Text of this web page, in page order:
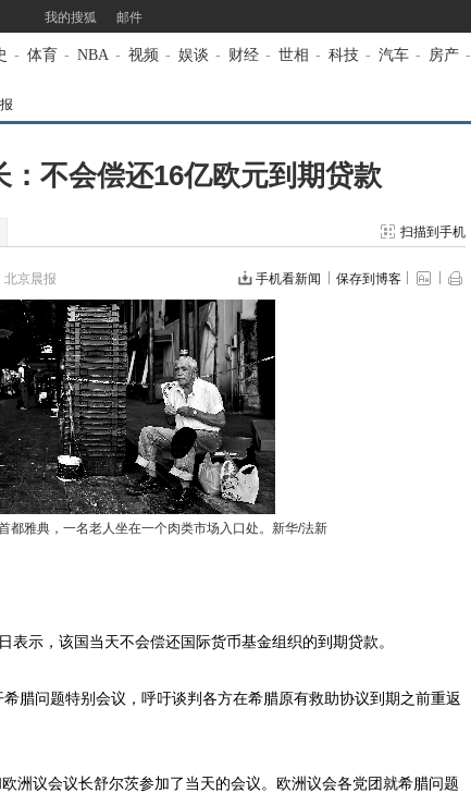
我的搜狐 邮件
- 体育 - NBA - 视频 - 娱谈 - 财经 - 世相 - 科技 - 汽车 - 房产 -
：不会偿还16亿欧元到期贷款
扫描到手机
北京晨报 手机看新闻 保存到博客
都雅典，一名老人坐在一个肉类市场入口处。新华/法新
示，该国当天不会偿还国际货币基金组织的到期贷款。
问题特别会议，呼吁谈判各方在希腊原有救助协议到期之前重返
议会议长舒尔茨参加了当天的会议。欧洲议会各党团就希腊问题